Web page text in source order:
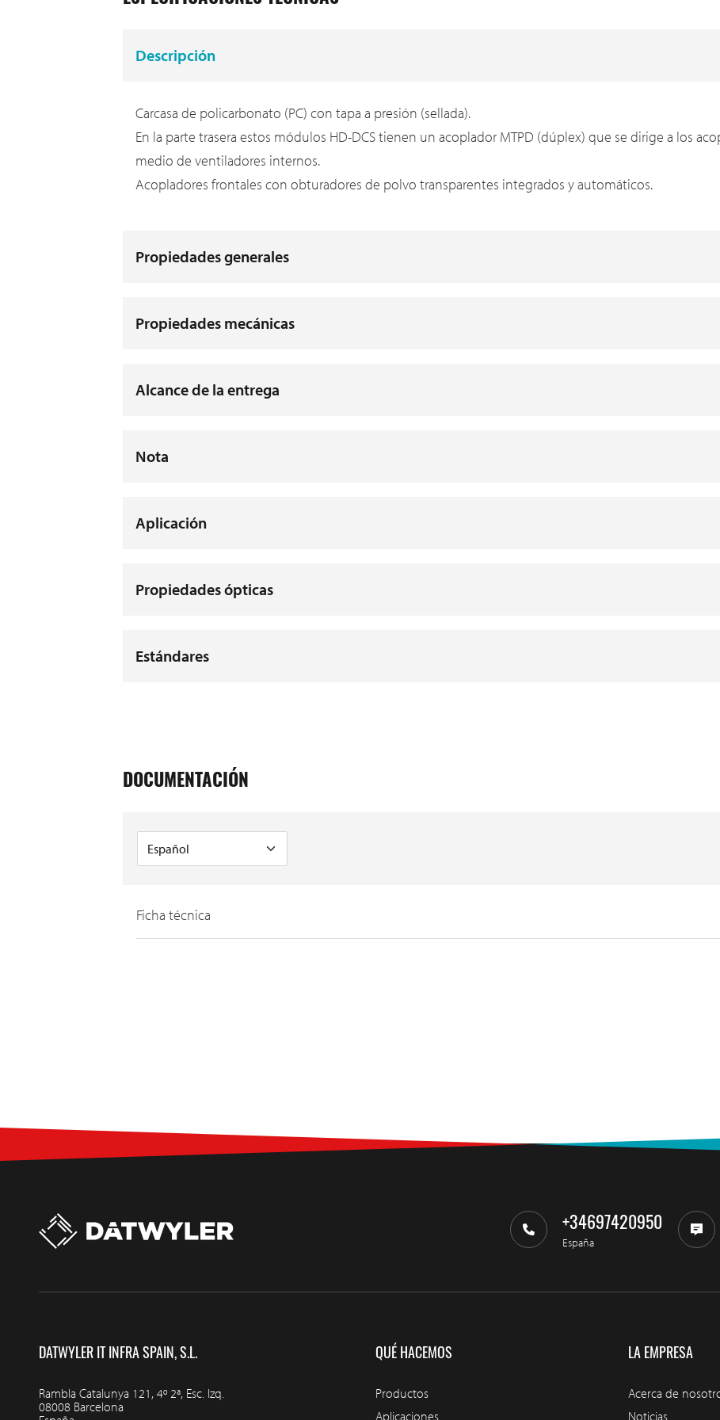
Descripción
Carcasa de policarbonato (PC) con tapa a presión (sellada).
En la parte trasera estos módulos HD-DCS tienen un acoplador MTPD (dúplex) que se dirige a los
medio de ventiladores internos.
Acopladores frontales con obturadores de polvo transparentes integrados y automáticos.
Propiedades generales
Propiedades mecánicas
Alcance de la entrega
Nota
Aplicación
Propiedades ópticas
Estándares
DOCUMENTACIÓN
Ficha técnica
+34697420950
España
DATWYLER IT INFRA SPAIN, S.L.
Rambla Catalunya 121, 4º 2ª, Esc. Izq.
08008 Barcelona
QUÉ HACEMOS
Productos
Aplicaciones
LA EMPRESA
Acerca de
Noticias